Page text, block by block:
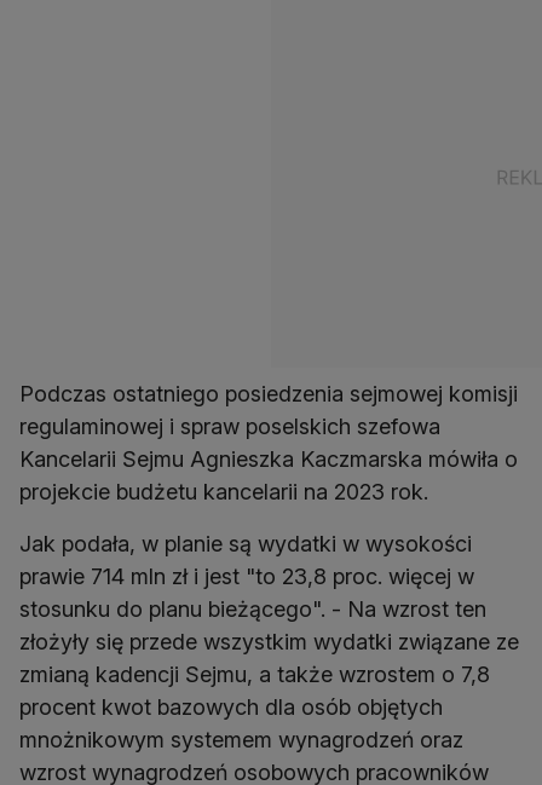
Podczas ostatniego posiedzenia sejmowej komisji
regulaminowej i spraw poselskich szefowa
Kancelarii Sejmu Agnieszka Kaczmarska mówiła o
projekcie budżetu kancelarii na 2023 rok.
Jak podała, w planie są wydatki w wysokości
prawie 714 mln zł i jest "to 23,8 proc. więcej w
stosunku do planu bieżącego". - Na wzrost ten
złożyły się przede wszystkim wydatki związane ze
zmianą kadencji Sejmu, a także wzrostem o 7,8
procent kwot bazowych dla osób objętych
mnożnikowym systemem wynagrodzeń oraz
wzrost wynagrodzeń osobowych pracowników